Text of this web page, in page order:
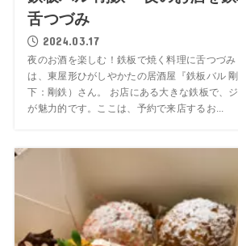
舌つづみ
2024.03.17
夜のお酒を楽しむ！鉄板で焼く料理に舌つづ
は、東屋形ひがしやかたの居酒屋『鉄板バル
下：剛鉄）さん。 お店にある大きな鉄板で、
が魅力的です。ここは、予約で来店するお...